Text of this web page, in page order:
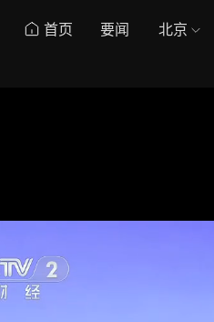
首页 要闻 北京